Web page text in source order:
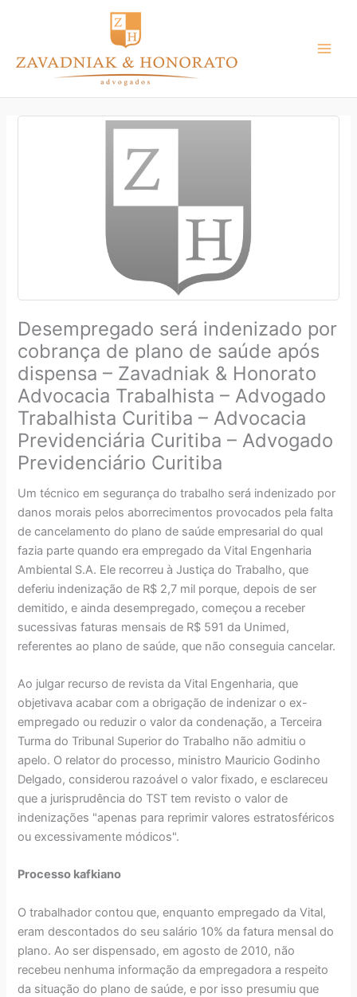
conteúdo
Desempregado será indenizado por
cobrança de plano de saúde após
dispensa – Zavadniak & Honorato
Advocacia Trabalhista – Advogado
Trabalhista Curitiba – Advocacia
Previdenciária Curitiba – Advogado
Previdenciário Curitiba
Um técnico em segurança do trabalho será indenizado por
danos morais pelos aborrecimentos provocados pela falta
de cancelamento do plano de saúde empresarial do qual
fazia parte quando era empregado da Vital Engenharia
Ambiental S.A. Ele recorreu à Justiça do Trabalho, que
deferiu indenização de R$ 2,7 mil porque, depois de ser
demitido, e ainda desempregado, começou a receber
sucessivas faturas mensais de R$ 591 da Unimed,
referentes ao plano de saúde, que não conseguia cancelar.
Ao julgar recurso de revista da Vital Engenharia, que
objetivava acabar com a obrigação de indenizar o ex-
empregado ou reduzir o valor da condenação, a Terceira
Turma do Tribunal Superior do Trabalho não admitiu o
apelo. O relator do processo, ministro Mauricio Godinho
Delgado, considerou razoável o valor fixado, e esclareceu
que a jurisprudência do TST tem revisto o valor de
indenizações "apenas para reprimir valores estratosféricos
ou excessivamente módicos".
Processo kafkiano
O trabalhador contou que, enquanto empregado da Vital,
eram descontados do seu salário 10% da fatura mensal do
plano. Ao ser dispensado, em agosto de 2010, não
recebeu nenhuma informação da empregadora a respeito
da situação do plano de saúde, e por isso presumiu que